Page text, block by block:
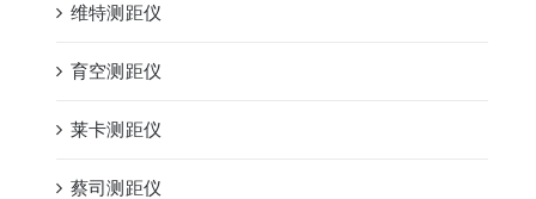
维特测距仪
育空测距仪
莱卡测距仪
蔡司测距仪